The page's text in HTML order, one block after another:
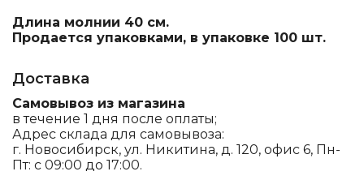
Длина молнии 40 см.
Продается упаковками, в упаковке 100 шт.
Доставка
Самовывоз из магазина
в течение 1 дня после оплаты;
Адрес склада для самовывоза:
г. Новосибирск, ул. Никитина, д. 120, офис 6, Пн-
Пт: с 09:00 до 17:00.